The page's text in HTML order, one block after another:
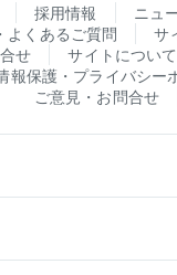
採用情報
ニュ
よくあるご質問
サ
せ
サイトについ
報保護・プライバシー
ご意見・お問合せ
購入